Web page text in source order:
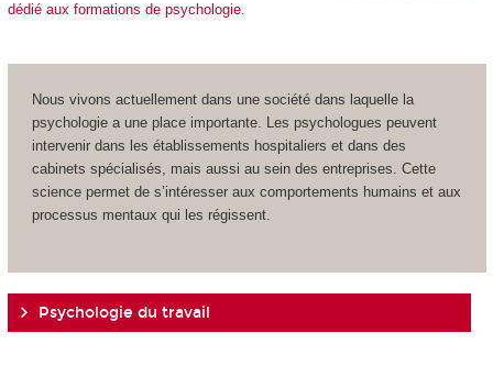
dédié aux formations de psychologie.
Nous vivons actuellement dans une société dans laquelle la
psychologie a une place importante. Les psychologues peuvent
intervenir dans les établissements hospitaliers et dans des
cabinets spécialisés, mais aussi au sein des entreprises. Cette
science permet de s’intéresser aux comportements humains et aux
processus mentaux qui les régissent.
Psychologie du travail